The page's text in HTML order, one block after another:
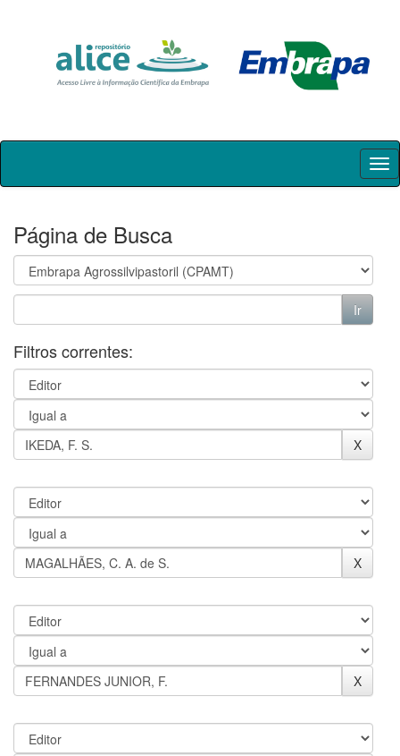
Skip
Página de Busca
Filtros correntes: